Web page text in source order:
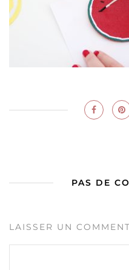
PAS DE
LAISSER UN